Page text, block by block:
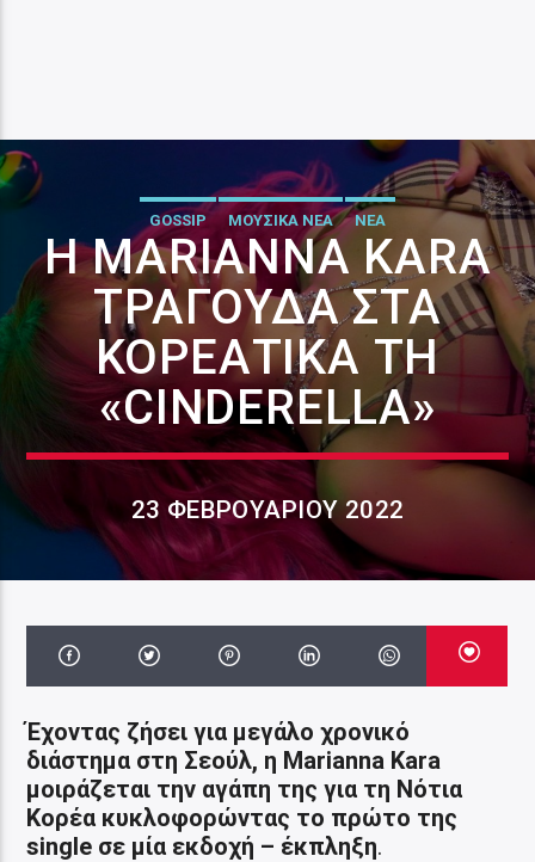
GOSSIP ΜΟΥΣΙΚΑ ΝΕΑ ΝΕΑ
Η MARIANNA KARA
ΤΡΑΓΟΥΔΆ ΣΤΑ
ΚΟΡΕΑΤΙΚΆ ΤΗ
«CINDERELLA»
23 ΦΕΒΡΟΥΑΡΊΟΥ 2022
Έχοντας ζήσει για μεγάλο χρονικό
διάστημα στη Σεούλ, η Marianna Kara
μοιράζεται την αγάπη της για τη Νότια
Κορέα κυκλοφορώντας το πρώτο της
single σε μία εκδοχή – έκπληξη.